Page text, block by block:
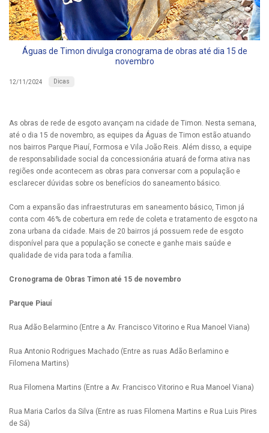
Águas de Timon divulga cronograma de obras até dia 15 de
novembro
12/11/2024 Dicas
As obras de rede de esgoto avançam na cidade de Timon. Nesta semana,
até o dia 15 de novembro, as equipes da Águas de Timon estão atuando
nos bairros Parque Piauí, Formosa e Vila João Reis. Além disso, a equipe
de responsabilidade social da concessionária atuará de forma ativa nas
regiões onde acontecem as obras para conversar com a população e
esclarecer dúvidas sobre os benefícios do saneamento básico.
Com a expansão das infraestruturas em saneamento básico, Timon já
conta com 46% de cobertura em rede de coleta e tratamento de esgoto na
zona urbana da cidade. Mais de 20 bairros já possuem rede de esgoto
disponível para que a população se conecte e ganhe mais saúde e
qualidade de vida para toda a família.
Cronograma de Obras Timon até 15 de novembro
Parque Piauí
Rua Adão Belarmino (Entre a Av. Francisco Vitorino e Rua Manoel Viana)
Rua Antonio Rodrigues Machado (Entre as ruas Adão Berlamino e
Filomena Martins)
Rua Filomena Martins (Entre a Av. Francisco Vitorino e Rua Manoel Viana)
Rua Maria Carlos da Silva (Entre as ruas Filomena Martins e Rua Luis Pires
de Sá)